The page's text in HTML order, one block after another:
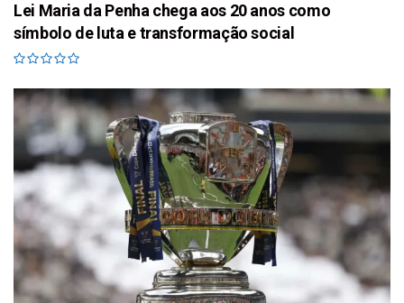
Lei Maria da Penha chega aos 20 anos como
símbolo de luta e transformação social